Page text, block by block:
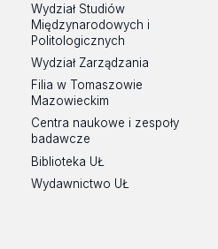
Wydział Studiów
Międzynarodowych i
Politologicznych
Wydział Zarządzania
Filia w Tomaszowie
Mazowieckim
Centra naukowe i zespoły
badawcze
Biblioteka UŁ
Wydawnictwo UŁ